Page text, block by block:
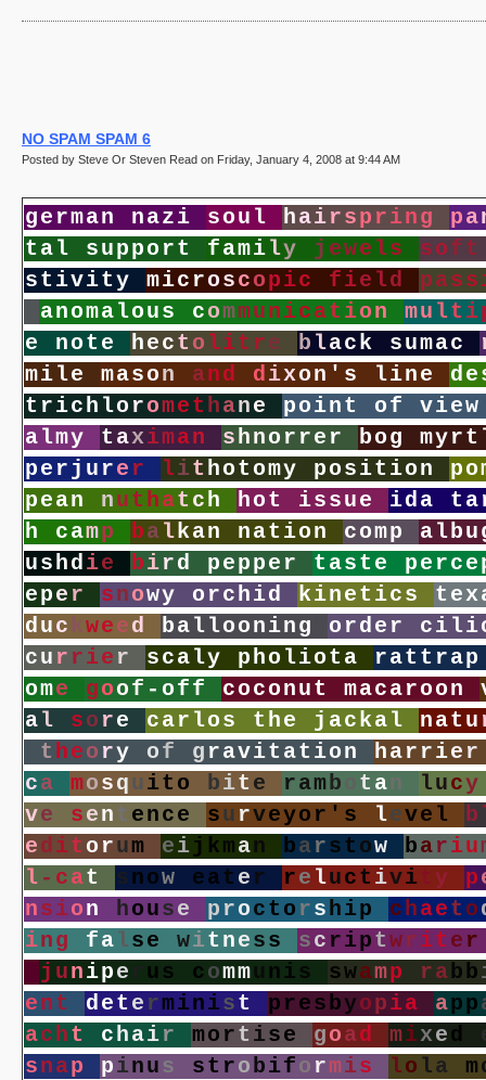
NO SPAM SPAM 6
Posted by Steve Or Steven Read on Friday, January 4, 2008 at 9:44 AM
ge rman nazi sou l hairsp ring pa
tal suppo rt family j ewe ls soft
stivity mic roscopic fie ld pass
anomalous communicat ion mu lti
e
note hect o lit re b lack sumac
mile mason and dixon ' s line de
t rich lo romet hane point of view
almy taximan shno r re r bog myrt
pe r j u re r lit hotomy position po
pean nut hat ch hot issue ida ta
h
camp balkan nation comp albu
ushdie bird peppe r taste pe rce
epe r snowy o rchid kinet ics t ex
duc kweed ballooning o rde r cili
cu r rie r scaly pho liota ratt rap
ome goof - off coconut macaroon
al so re car los t he j ackal natu
t heo ry of g ravit at ion har rie r
ca mosqu it o bit e ramb t an lucy
ve sen t ence su rveyo r ' s leve l b
edit o rum eij kman barst ow bariu
l - cat snow eat e r re luct ivi y p
nsion house p roct o rship chaet o
ing false wit ness sc riptwrit e r
j unipe u s c ommu ni s swamp rabb
ent dete rminist p resbyopia app
acht chair mo rt ise goad mixed
snap pinu s st robifo rmis lo la m